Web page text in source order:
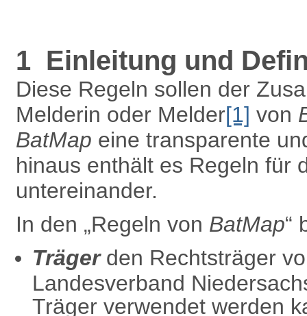
1 Einleitung und
Diese Regeln sollen der
Melderin oder Melder[1] von
BatMap eine transparente
hinaus enthält es Regeln für
untereinander.
In den „Regeln von BatMap“
Trägerden Rechtsträger
Landesverband
Träger verwendet werden